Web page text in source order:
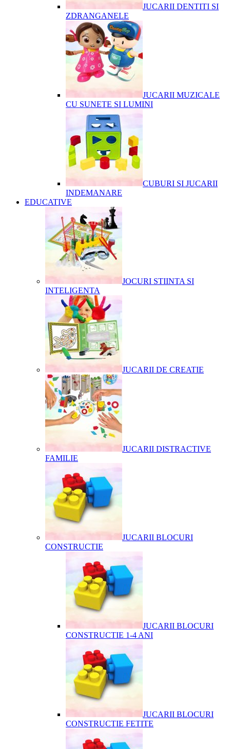
JUCARII DENTITI SI
ZDRANGANELE
JUCARII MUZICALE
CU SUNETE SI LUMINI
CUBURI SI JUCARII
INDEMANARE
EDUCATIVE
JOCURI STIINTA SI
INTELIGENTA
JUCARII DE CREATIE
JUCARII DISTRACTIVE
FAMILIE
JUCARII BLOCURI
CONSTRUCTIE
JUCARII BLOCURI
CONSTRUCTIE 1-4 ANI
JUCARII BLOCURI
CONSTRUCTIE FETITE